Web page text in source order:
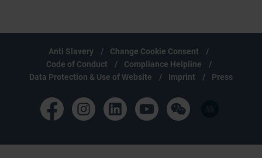
Anti Slavery
Change Cookie Consent
Code of Conduct
Compliance Helpline
Data Protection & Use of Website
Imprint Press